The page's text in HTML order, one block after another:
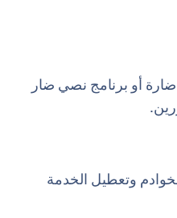
ضارة أو برنامج نصي ضار
وتعطيل الخدمة